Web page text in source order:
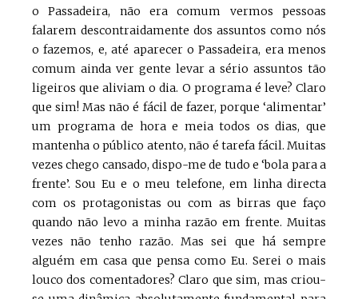
o Passadeira, não era comum vermos pessoas
falarem descontraidamente dos assuntos como nós
o fazemos, e, até aparecer o Passadeira, era menos
comum ainda ver gente levar a sério assuntos tão
ligeiros que aliviam o dia. O programa é leve? Claro
que sim! Mas não é fácil de fazer, porque ‘alimentar’
um programa de hora e meia todos os dias, que
mantenha o público atento, não é tarefa fácil. Muitas
vezes chego cansado, dispo-me de tudo e ‘bola para a
frente’. Sou Eu e o meu telefone, em linha directa
com os protagonistas ou com as birras que faço
quando não levo a minha razão em frente. Muitas
vezes não tenho razão. Mas sei que há sempre
alguém em casa que pensa como Eu. Serei o mais
louco dos comentadores? Claro que sim, mas criou-